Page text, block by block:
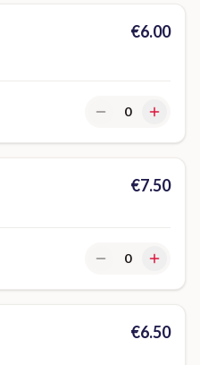
€6.00
0
€7.50
0
€6.50